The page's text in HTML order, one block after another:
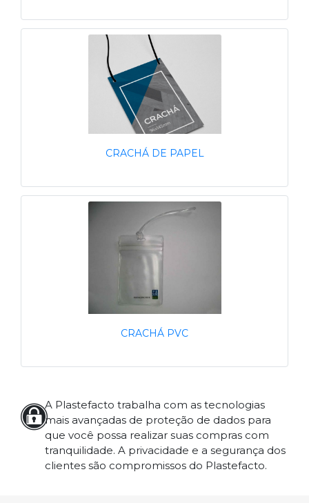
CRACHÁ DE PAPEL
CRACHÁ PVC
A Plastefacto trabalha com as tecnologias
mais avançadas de proteção de dados para
que você possa realizar suas compras com
tranquilidade. A privacidade e a segurança dos
clientes são compromissos do Plastefacto.